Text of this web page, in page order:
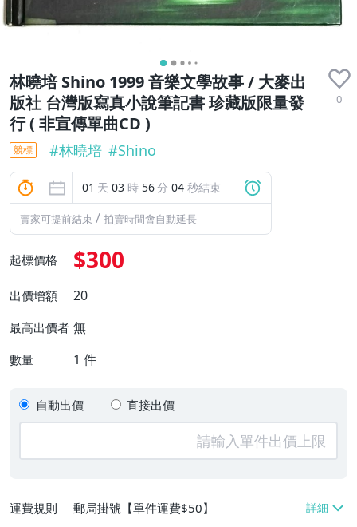
林曉培 Shino 1999 音樂文學故事 / 大麥出
版社 台灣版寫真小說筆記書 珍藏版限量發
行 ( 非宣傳單曲CD )
0
競標 #林曉培 #Shino
01 天 03 時 56分 04 秒結束
賣家可提前結束 / 拍賣時間會自動延長
起標價格 $300
出價增額 20
最高出價者 無
數量 1 件
自動出價 直接出價
運費規則
郵局掛號【單件運費$50】